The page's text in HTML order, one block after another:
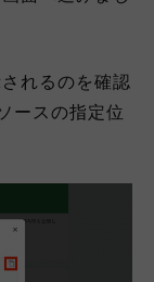
れるのを確認
ースの指定位